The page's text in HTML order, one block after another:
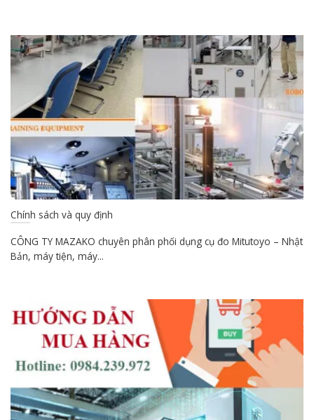
Chính sách và quy định
CÔNG TY MAZAKO chuyên phân phối dụng cụ đo Mitutoyo – Nhật
Bản, máy tiện, máy...